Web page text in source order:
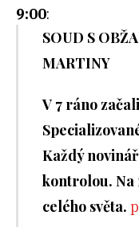
9:00:
SOUD S
MARTINY
V 7 ráno
Každý
kontrolou. Na
celého světa.